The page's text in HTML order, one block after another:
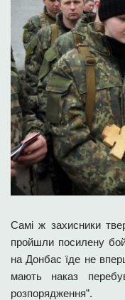
Самі ж захисники
пройшли посилену
на Донбас їде не
мають наказ
розпорядження”.